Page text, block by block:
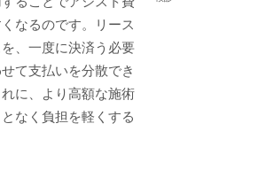
なるのです。リース
、一度に決済う必要
て支払いを分散でき
に、より高額な施術
なく負担を軽くする